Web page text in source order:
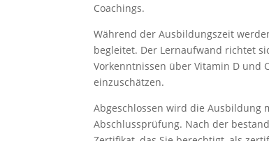
Coachings.
Während der Ausbildungszeit
begleitet. Der Lernaufwand richtet
Vorkenntnissen über Vitamin D und
einzuschätzen.
Abgeschlossen wird die Ausbildung
Abschlussprüfung. Nach der